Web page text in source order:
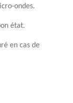
ondes.
état.
en cas de